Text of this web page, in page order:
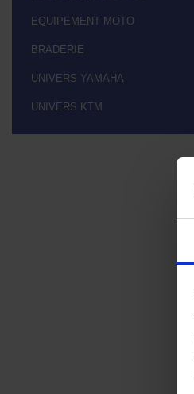
EQUIPEMENT MOTO
BRADERIE
UNIVERS YAMAHA
UNIVERS KTM